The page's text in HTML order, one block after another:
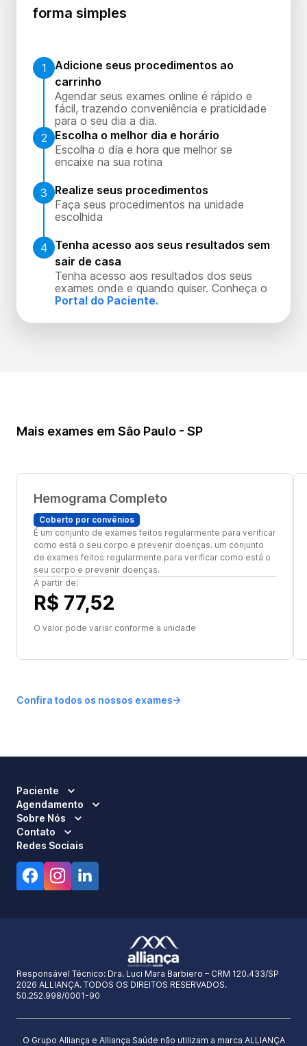
forma simples
1
Adicione seus procedimentos ao
carrinho
Agendar seus exames online é rápido e
fácil, trazendo conveniência e praticidade
para o seu dia a dia.
2
Escolha o melhor dia e horário
Escolha o dia e hora que melhor se
encaixe na sua rotina
3
Realize seus procedimentos
Faça seus procedimentos na unidade
escolhida
4 Tenha acesso aos seus resultados sem
sair de casa
Tenha acesso aos resultados dos seus
exames onde e quando quiser. Conheça o
Portal do Paciente.
Mais exames em São Paulo - SP
Hemograma Completo
Coberto por convênios
É um conjunto de exames feitos regularmente para verificar
como está o seu corpo e prevenir doenças. um conjunto
de exames feitos regularmente para verificar como está o
seu corpo e prevenir doenças.
A partir de:
R$ 77,52
O valor pode variar conforme a unidade
Confira todos os nossos exames
Paciente
Agendamento
Sobre Nós
Contato
Redes Sociais
Responsável Técnico: Dra. Luci Mara Barbiero – CRM 120.433/SP
2026 ALLIANÇA. TODOS OS DIREITOS RESERVADOS.
50.252.998/0001-90
O Grupo Alliança e Alliança Saúde não utilizam a marca ALLIANÇA